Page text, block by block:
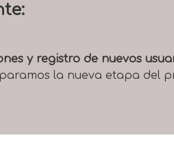
y registro de nuevos
la nueva etapa del